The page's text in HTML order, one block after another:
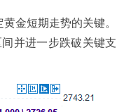
金短期走势的关键。
并进一步跌破关键支